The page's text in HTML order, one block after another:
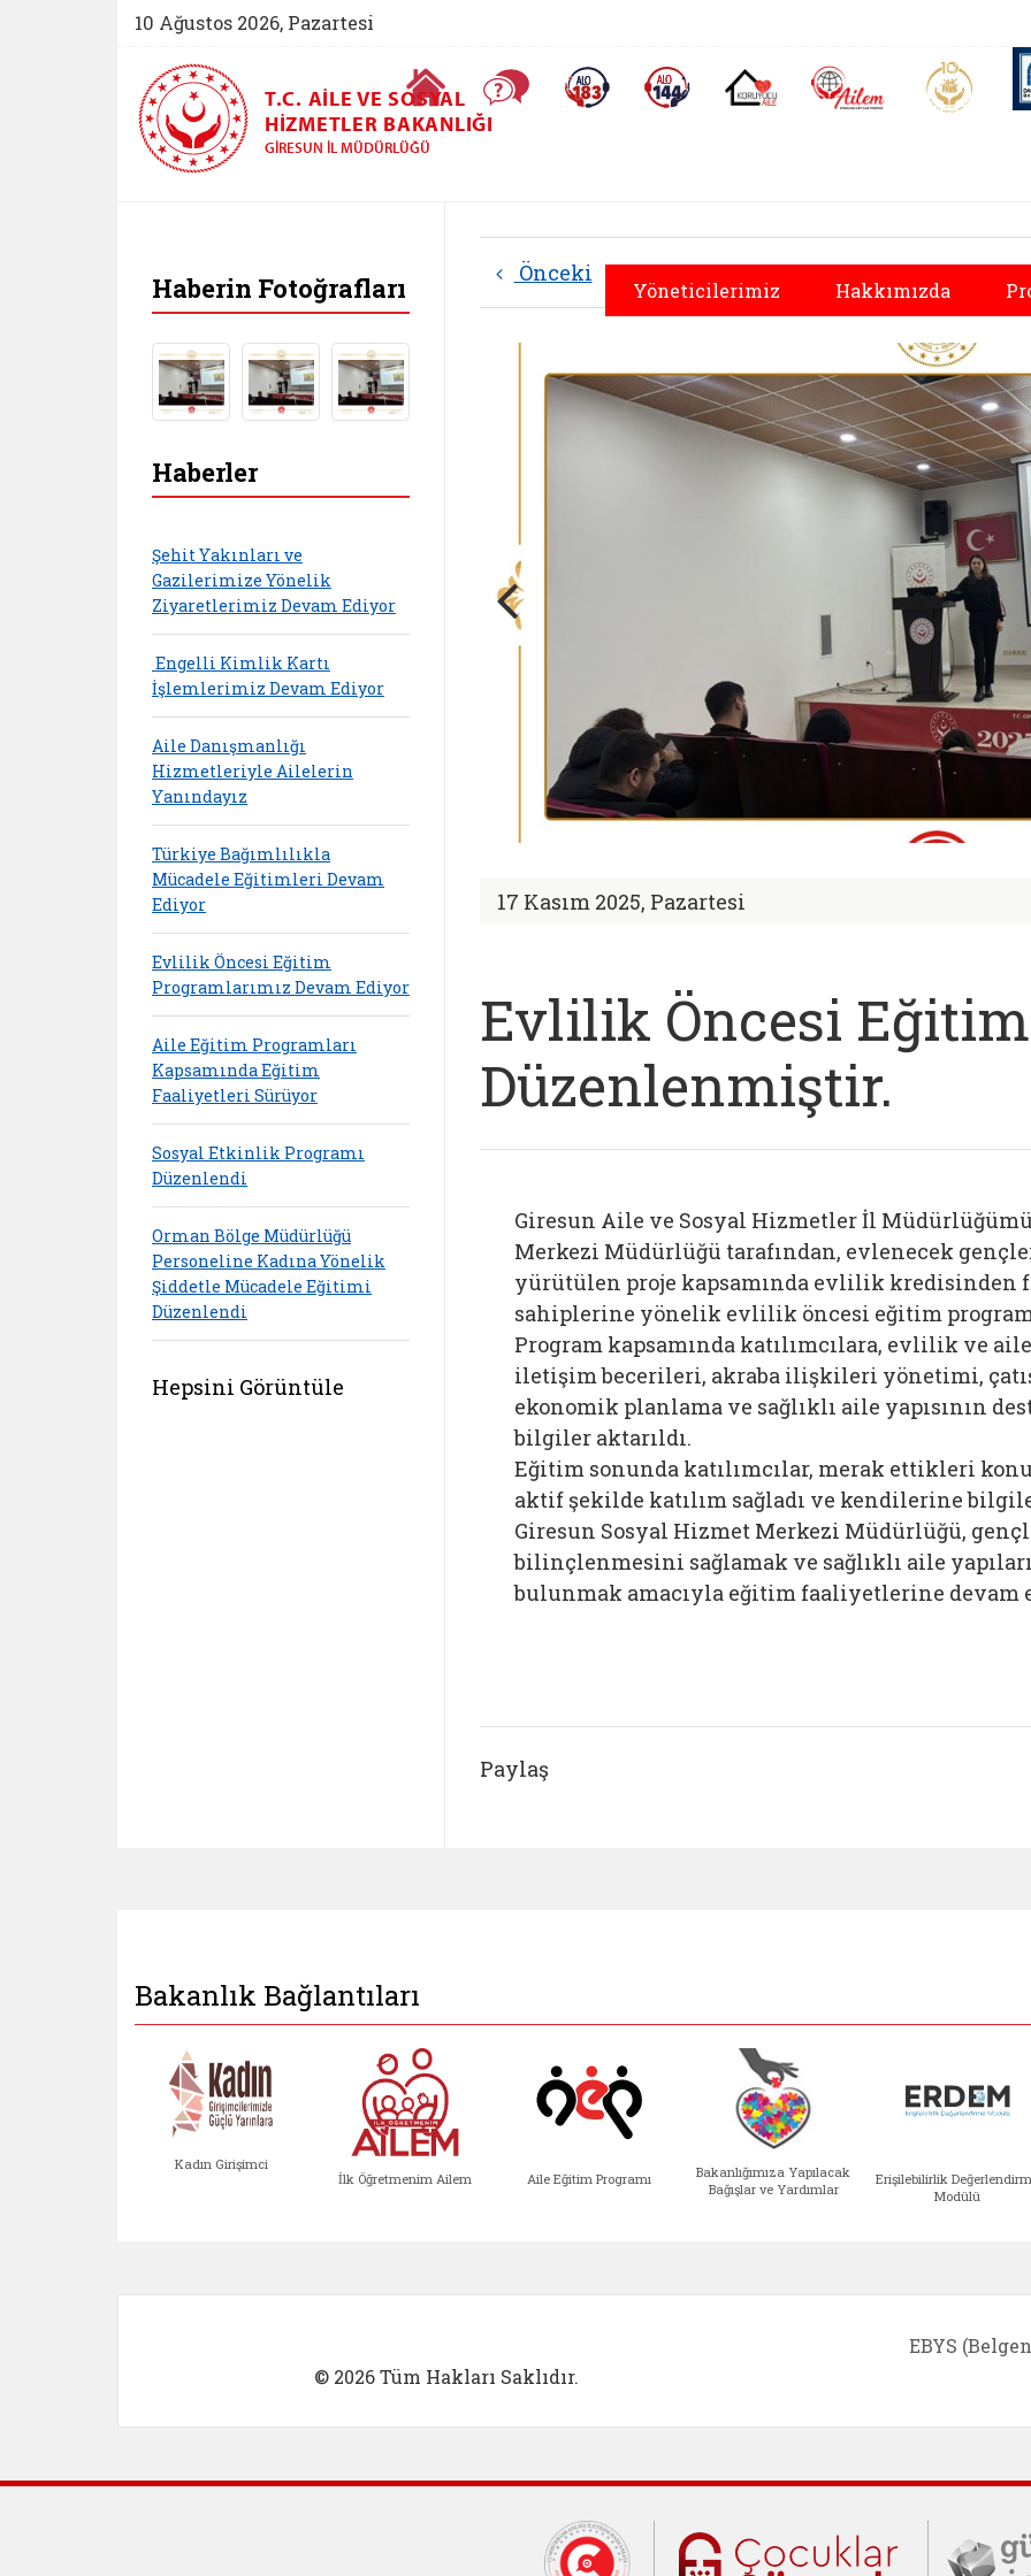
10 Ağustos 2026, Pazartesi
Ana Sayfa Sıkça Sorulan SorularAlo 183 (yeni sekmede açılır)Alo 144 (yeni sekmede açılır)Koruyucu Aile (yeni sekmede açılır)
AİLEM İletişim Aile ve
T.C. AILE VE SOSYAL
HIZMETLER BAKANLIĞI
GIRESUN İL MÜDÜRLÜĞÜ
Yöneticilerimiz Hakkımızda
Önceki
17 Kasım 2025, Pazartesi
Evlilik Öncesi
Düzenlenmiştir.
Giresun Aile ve Sosyal Hizmetler İl
Merkezi Müdürlüğü tarafından, evlenecek
yürütülen proje kapsamında evlilik kredisinden
sahiplerine yönelik evlilik öncesi eğitim
Program kapsamında katılımcılara, evlilik ve
iletişim becerileri, akraba ilişkileri yönetimi,
ekonomik planlama ve sağlıklı aile yapısının
bilgiler aktarıldı.
Eğitim sonunda katılımcılar, merak ettikleri
aktif şekilde katılım sağladı ve kendilerine
Giresun Sosyal Hizmet Merkezi Müdürlüğü,
bilinçlenmesini sağlamak ve sağlıklı aile
bulunmak amacıyla eğitim faaliyetlerine devam
Paylaş
Haberin Fotoğrafları
Haberler
Şehit Yakınları ve
Gazilerimize Yönelik
Ziyaretlerimiz Devam Ediyor
Engelli Kimlik Kartı
İşlemlerimiz Devam Ediyor
Aile Danışmanlığı
Hizmetleriyle Ailelerin
Yanındayız
Türkiye Bağımlılıkla
Mücadele Eğitimleri Devam
Ediyor
Evlilik Öncesi Eğitim
Programlarımız Devam Ediyor
Aile Eğitim Programları
Kapsamında Eğitim
Faaliyetleri Sürüyor
Sosyal Etkinlik Programı
Düzenlendi
Orman Bölge Müdürlüğü
Personeline Kadına Yönelik
Şiddetle Mücadele Eğitimi
Düzenlendi
Hepsini Görüntüle
Bakanlık Bağlantıları
Kadın Girişimci
İlk Öğretmenim Ailem Aile Eğitim Programı
Bakanlığımıza Yapılacak
Bağışlar ve Yardımlar
Erişilebilirlik
Modülü
© 2026 Tüm Hakları Saklıdır.
EBYS
Cumhurbaşkanlığı İletişim Merkezi
Çocuklar